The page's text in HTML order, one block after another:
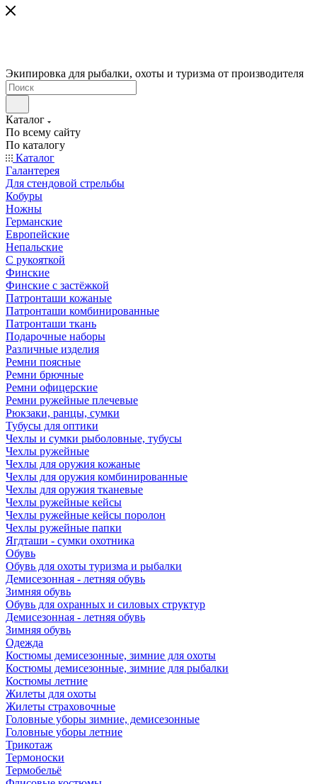
Экипировка для рыбалки, охоты и туризма от производителя
Каталог
По всему сайту
По каталогу
Каталог
Галантерея
Для стендовой стрельбы
Кобуры
Ножны
Германские
Европейские
Непальские
С рукояткой
Финские
Финские с застёжкой
Патронташи кожаные
Патронташи комбинированные
Патронташи ткань
Подарочные наборы
Различные изделия
Ремни поясные
Ремни брючные
Ремни офицерские
Ремни ружейные плечевые
Рюкзаки, ранцы, сумки
Тубусы для оптики
Чехлы и сумки рыболовные, тубусы
Чехлы ружейные
Чехлы для оружия кожаные
Чехлы для оружия комбинированные
Чехлы для оружия тканевые
Чехлы ружейные кейсы
Чехлы ружейные кейсы поролон
Чехлы ружейные папки
Ягдташи - сумки охотника
Обувь
Обувь для охоты туризма и рыбалки
Демисезонная - летняя обувь
Зимняя обувь
Обувь для охранных и силовых структур
Демисезонная - летняя обувь
Зимняя обувь
Одежда
Костюмы демисезонные, зимние для охоты
Костюмы демисезонные, зимние для рыбалки
Костюмы летние
Жилеты для охоты
Жилеты страховочные
Головные уборы зимние, демисезонные
Головные уборы летние
Трикотаж
Термоноски
Термобельё